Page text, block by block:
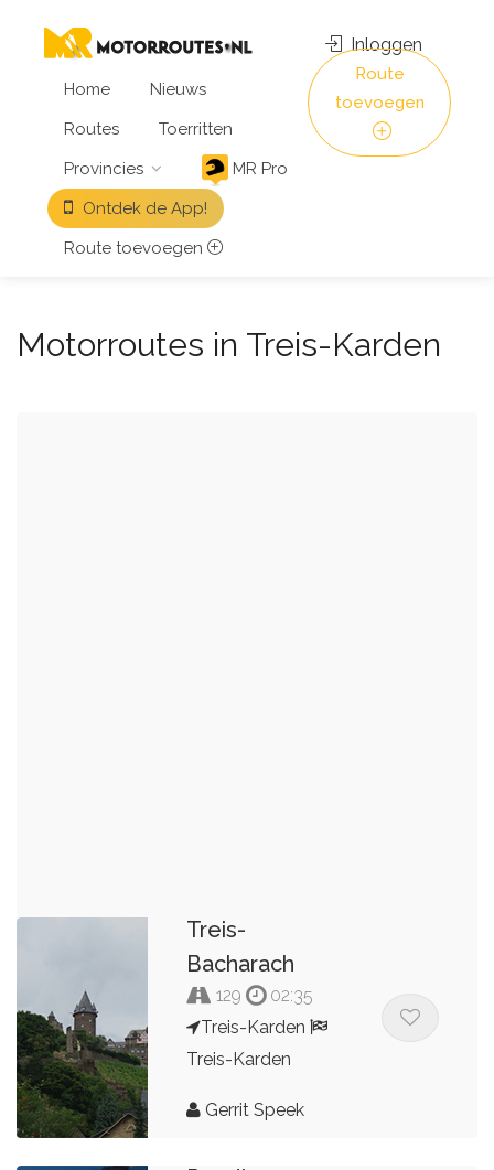
Home
Nieuws
Routes
Toerritten
Provincies
MR Pro
Ontdek de App!
Route toevoegen
Inloggen
Route
toevoegen
Motorroutes in Treis-Karden
Treis-
Bacharach
129
02:35
Treis-Karden
Treis-Karden
Gerrit Speek